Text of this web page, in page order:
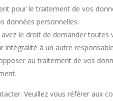
pour le traitement de vos
données personnelles.
le droit de demander toutes
intégralité à un autre
au traitement de vos
Veuillez vous référer aux